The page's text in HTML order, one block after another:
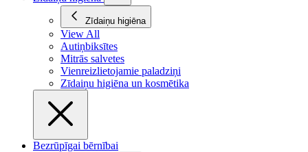
Zīdaiņu higiēna
View All
Autiņbiksītes
Mitrās salvetes
Vienreizlietojamie paladziņi
Zīdaiņu higiēna un kosmētika
Bezrūpīgai bērnībai